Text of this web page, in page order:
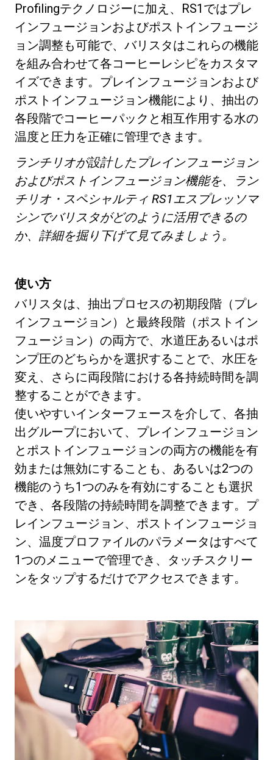
Profilingテクノロジーに加え、RS1ではプレ
インフュージョンおよびポストインフュージ
ョン調整も可能で、バリスタはこれらの機能
を組み合わせて各コーヒーレシピをカスタマ
イズできます。プレインフュージョンおよび
ポストインフュージョン機能により、抽出の
各段階でコーヒーパックと相互作用する水の
温度と圧力を正確に管理できます。
ランチリオが設計したプレインフュージョン
およびポストインフュージョン機能を、ラン
チリオ・スペシャルティ RS1エスプレッソマ
シンでバリスタがどのように活用できるの
か、詳細を掘り下げて見てみましょう。
使い方
バリスタは、抽出プロセスの初期段階（プレ
インフュージョン）と最終段階（ポストイン
フュージョン）の両方で、水道圧あるいはポ
ンプ圧のどちらかを選択することで、水圧を
変え、さらに両段階における各持続時間を調
整することができます。
使いやすいインターフェースを介して、各抽
出グループにおいて、プレインフュージョン
とポストインフュージョンの両方の機能を有
効または無効にすることも、あるいは2つの
機能のうち1つのみを有効にすることも選択
でき、各段階の持続時間を調整できます。プ
レインフュージョン、ポストインフュージョ
ン、温度プロファイルのパラメータはすべて
1つのメニューで管理でき、タッチスクリー
ンをタップするだけでアクセスできます。
接続
お問い合わせ
プライバシーポリシー